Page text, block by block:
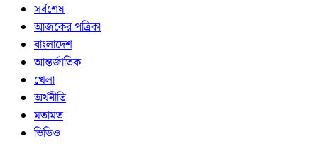
সর্বশেষ
আজকের পত্রিকা
বাংলাদেশ
আন্তর্জাতিক
খেলা
অর্থনীতি
মতামত
ভিডিও